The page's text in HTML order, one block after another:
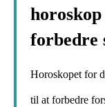
forbedre
Horoskopet for
til at forbedre